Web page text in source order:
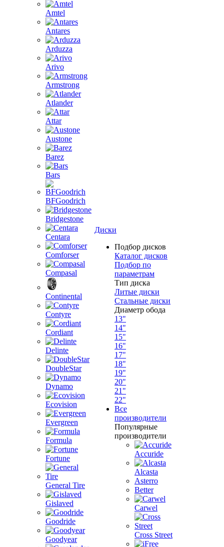
Amtel
Antares
Arduzza
Arivo
Armstrong
Atlander
Attar
Austone
Barez
Bars
BFGoodrich
Bridgestone
Centara
Comforser
Compasal
Continental
Contyre
Cordiant
Delinte
DoubleStar
Dynamo
Ecovision
Evergreen
Formula
Fortune
General Tire
Gislaved
Goodride
Goodyear
Диски
Подбор дисков
Каталог дисков
Подбор по
параметрам
Тип диска
Литые диски
Стальные диски
Диаметр обода
13"
14"
15"
16"
17"
18"
19"
20"
21"
22"
Все
производители
Популярные
производители
Accuride
Alcasta
Asterro
Better
Carwel
Cross Street